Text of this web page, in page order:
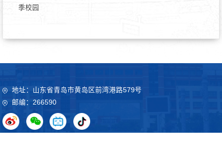
季校园
地址：山东省青岛市黄岛区前湾港路579号
邮编：266590